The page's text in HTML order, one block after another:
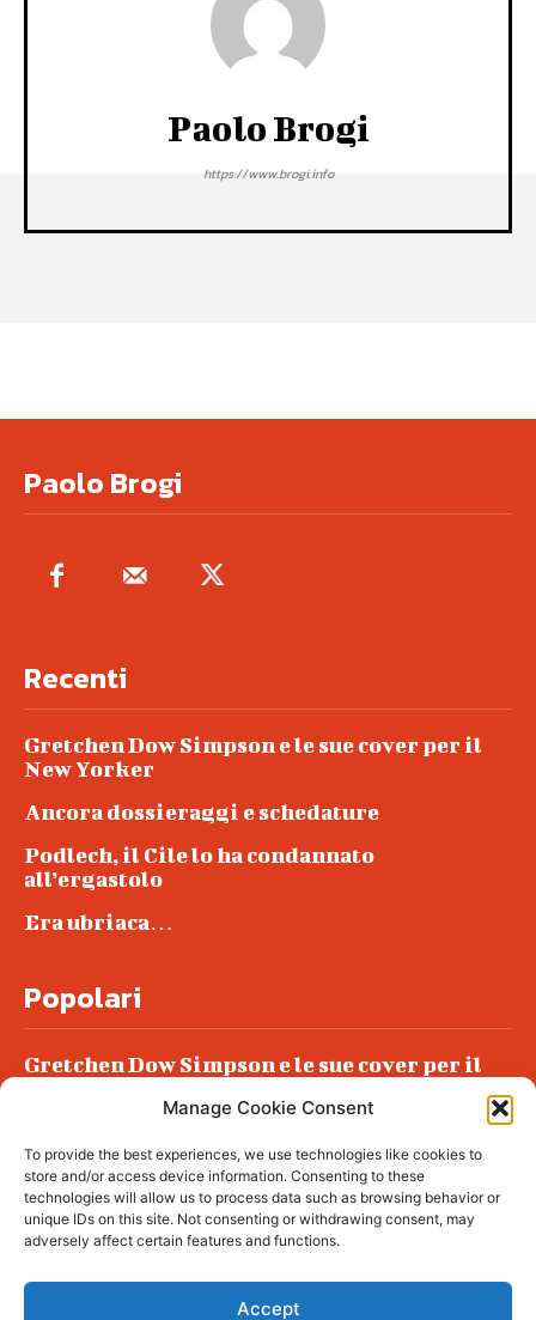
Manage Cookie Consent
To provide the best experiences, we use technologies like cookies to
store and/or access device information. Consenting to these
technologies will allow us to process data such as browsing behavior or
unique IDs on this site. Not consenting or withdrawing consent, may
adversely affect certain features and functions.
Accept
Paolo Brogi
https://www.brogi.info
Paolo Brogi
Recenti
Gretchen Dow Simpson e le sue cover per il
New Yorker
Ancora dossieraggi e schedature
Podlech, il Cile lo ha condannato
all’ergastolo
Era ubriaca…
Popolari
Gretchen Dow Simpson e le sue cover per il
Podlech, il Cile lo ha condannato
all’ergastolo
Era ubriaca…